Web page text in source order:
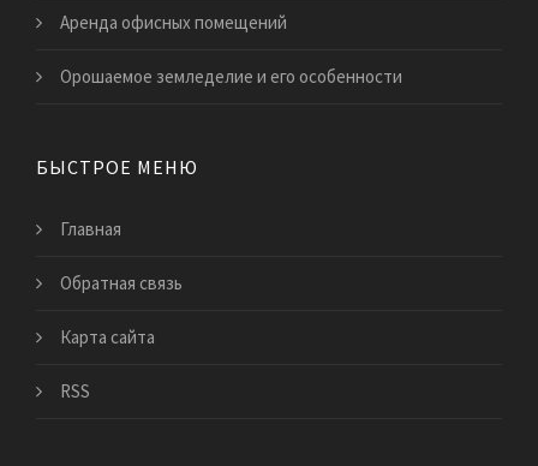
Аренда офисных помещений
Орошаемое земледелие и его особенности
БЫСТРОЕ МЕНЮ
Главная
Обратная связь
Карта сайта
RSS